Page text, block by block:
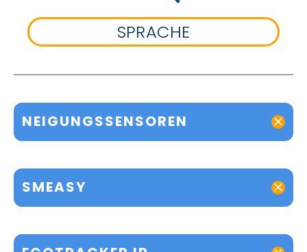
SPRACHE
NEIGUNGSSENSOREN
SMEASY